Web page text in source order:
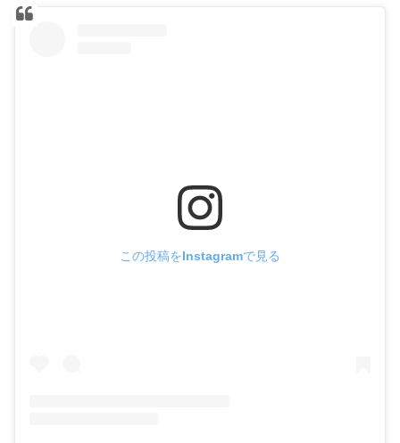
この投稿をInstagramで見る